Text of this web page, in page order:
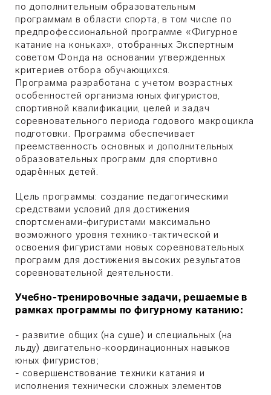
по дополнительным образовательным
программам в области спорта, в том числе по
предпрофессиональной программе «Фигурное
катание на коньках», отобранных Экспертным
советом Фонда на основании утвержденных
критериев отбора обучающихся.
Программа разработана с учетом возрастных
особенностей организма юных фигуристов,
спортивной квалификации, целей и задач
соревновательного периода годового макроцикла
подготовки. Программа обеспечивает
преемственность основных и дополнительных
образовательных программ для спортивно
одарённых детей.
Цель программы: создание педагогическими
средствами условий для достижения
спортсменами-фигуристами максимально
возможного уровня технико-тактической и
освоения фигуристами новых соревновательных
программ для достижения высоких результатов
соревновательной деятельности.
Учебно-тренировочные задачи, решаемые в
рамках программы по фигурному катанию:
- развитие общих (на суше) и специальных (на
льду) двигательно-координационных навыков
юных фигуристов;
- совершенствование техники катания и
исполнения технически сложных элементов